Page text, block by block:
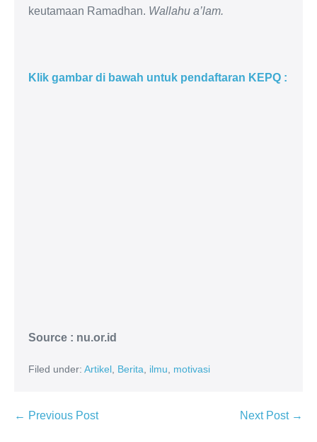
keutamaan Ramadhan. Wallahu a’lam.
Klik gambar di bawah untuk pendaftaran KEPQ :
Source : nu.or.id
Filed under: Artikel, Berita, ilmu, motivasi
← Previous Post Next Post →